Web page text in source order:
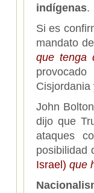
indígenas.
Si es
mandato
que tenga
John
dijo que
ataques
posibilidad
Israel) que